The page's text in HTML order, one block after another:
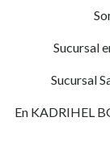
Sucursal
Sucursal
En KADRIHEL